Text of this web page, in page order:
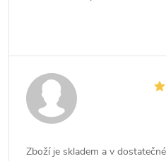
Zboží je skladem a v